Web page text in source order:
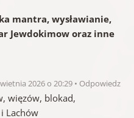
mantra, wysławianie,
Jewdokimow oraz inne
2026 o 20:29 Odpowiedz
więzów, blokad,
Lachów